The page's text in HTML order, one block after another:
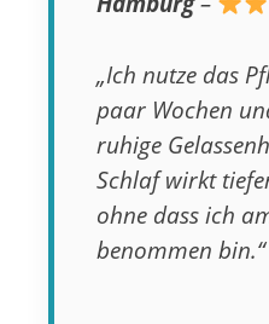
„Ich nutze das
paar Wochen
ruhige
Schlaf wirkt
ohne dass ich
benommen bin.“